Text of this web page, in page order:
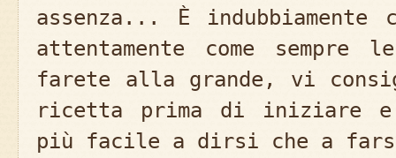
assenza... È indubbiamente
attentamente come
farete alla grande, vi
ricetta prima di iniziare
più facile a dirsi che a